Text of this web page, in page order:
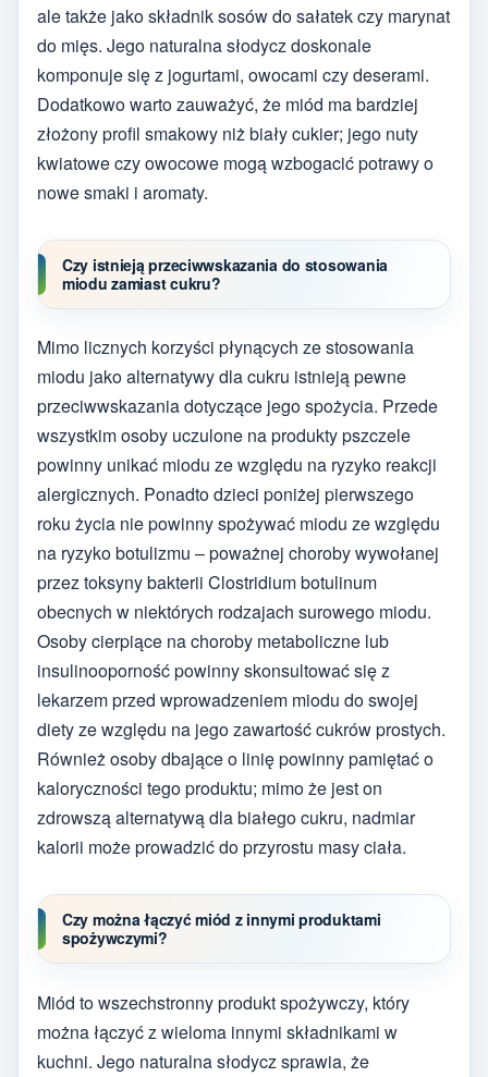
ale także jako składnik sosów do sałatek czy marynat
do mięs. Jego naturalna słodycz doskonale
komponuje się z jogurtami, owocami czy deserami.
Dodatkowo warto zauważyć, że miód ma bardziej
złożony profil smakowy niż biały cukier; jego nuty
kwiatowe czy owocowe mogą wzbogacić potrawy o
nowe smaki i aromaty.
Czy istnieją przeciwwskazania do stosowania
miodu zamiast cukru?
Mimo licznych korzyści płynących ze stosowania
miodu jako alternatywy dla cukru istnieją pewne
przeciwwskazania dotyczące jego spożycia. Przede
wszystkim osoby uczulone na produkty pszczele
powinny unikać miodu ze względu na ryzyko reakcji
alergicznych. Ponadto dzieci poniżej pierwszego
roku życia nie powinny spożywać miodu ze względu
na ryzyko botulizmu – poważnej choroby wywołanej
przez toksyny bakterii Clostridium botulinum
obecnych w niektórych rodzajach surowego miodu.
Osoby cierpiące na choroby metaboliczne lub
insulinooporność powinny skonsultować się z
lekarzem przed wprowadzeniem miodu do swojej
diety ze względu na jego zawartość cukrów prostych.
Również osoby dbające o linię powinny pamiętać o
kaloryczności tego produktu; mimo że jest on
zdrowszą alternatywą dla białego cukru, nadmiar
kalorii może prowadzić do przyrostu masy ciała.
Czy można łączyć miód z innymi produktami
spożywczymi?
Miód to wszechstronny produkt spożywczy, który
można łączyć z wieloma innymi składnikami w
kuchni. Jego naturalna słodycz sprawia, że